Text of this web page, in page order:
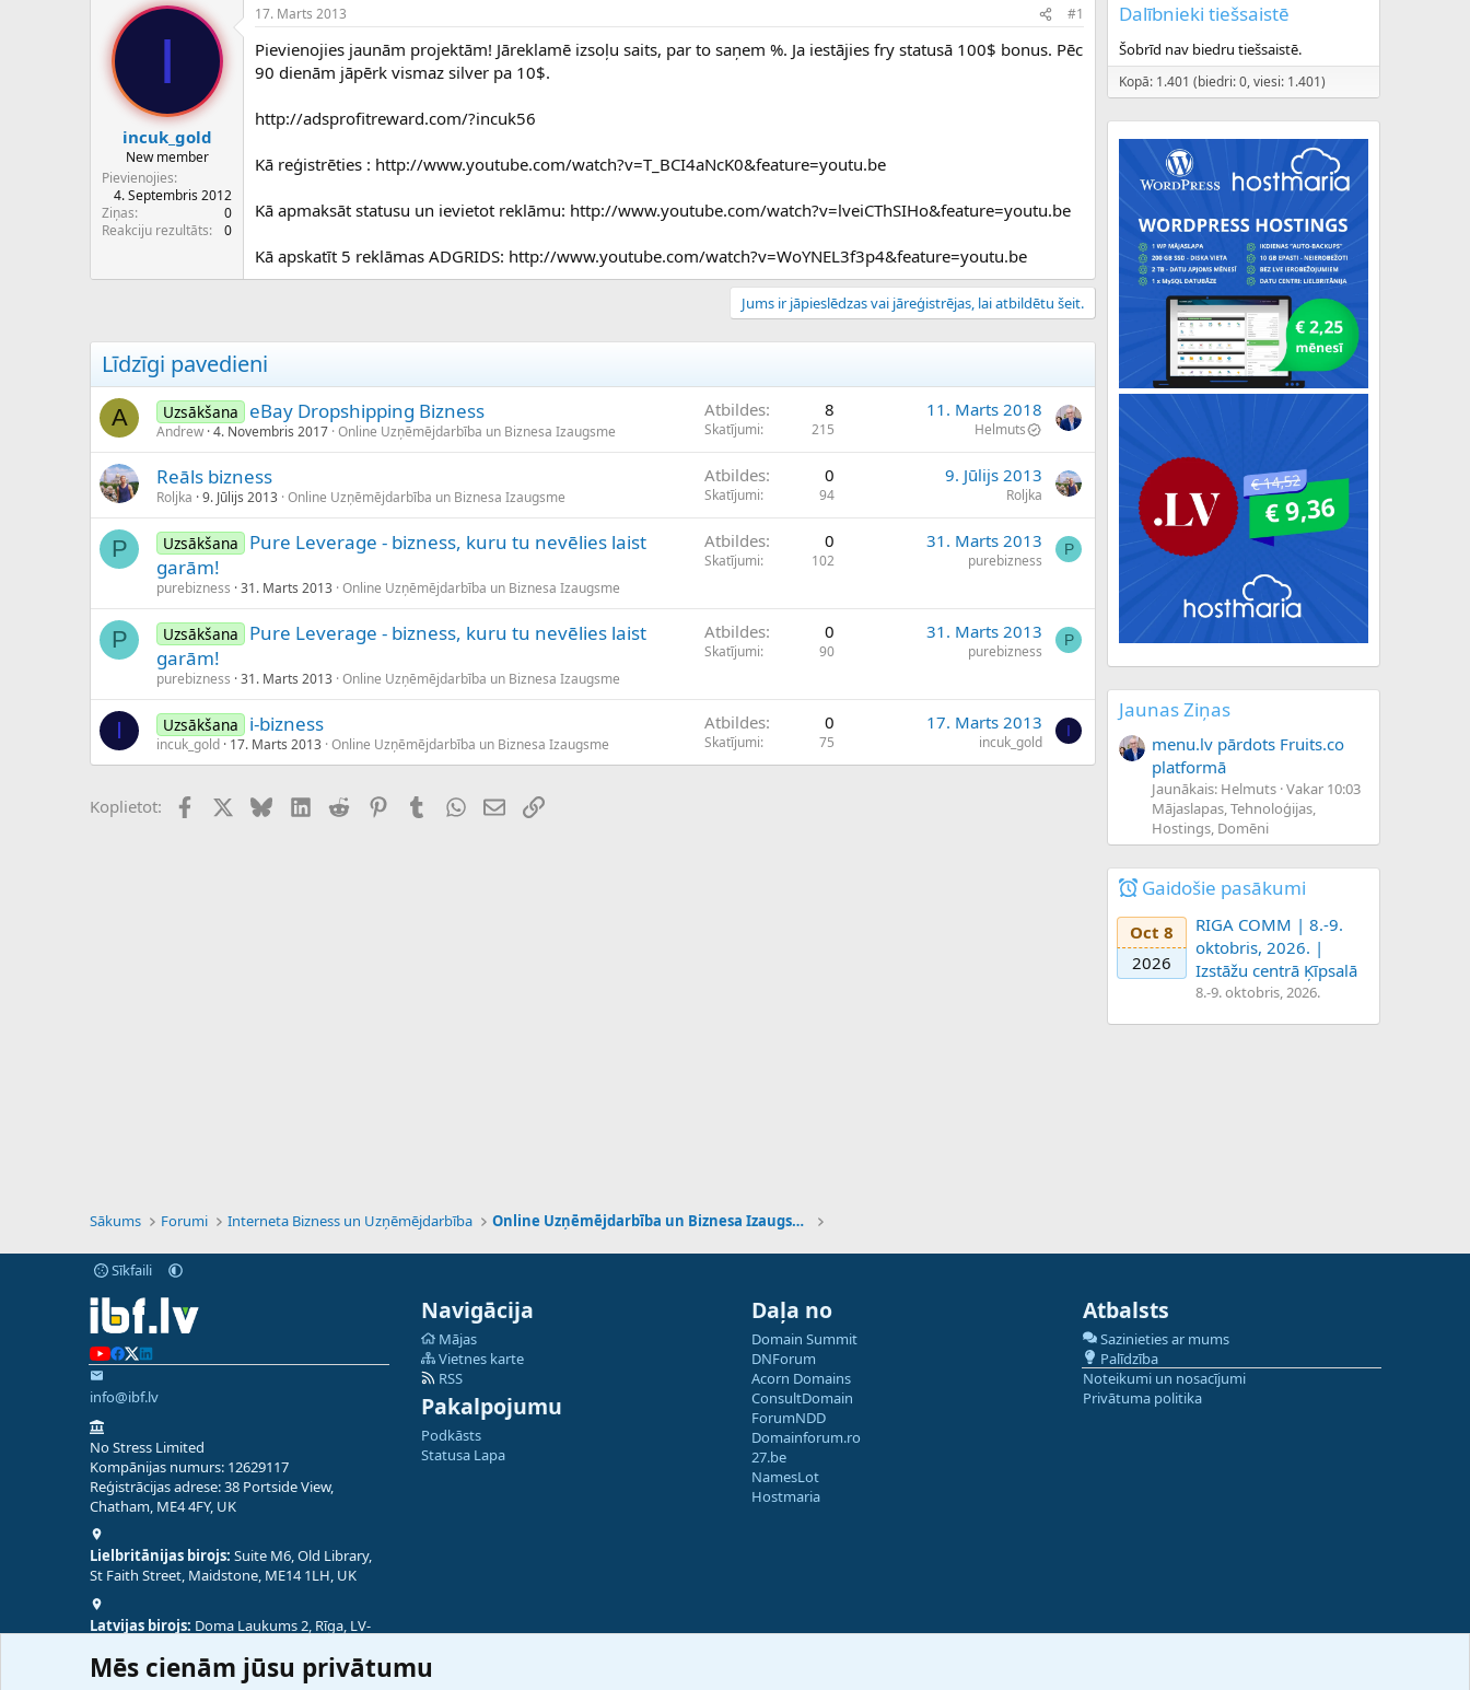
e
d
e
z
s
ā
c
s
k
u
m
d
a
t
u
m
s
I
incuk_gold
New member
Pievienojies
4. Septembris 2012
Ziņas
0
Reakciju rezultāts
0
17. Marts 2013 #1
Pievienojies jaunām projektām! Jāreklamē izsoļu saits, par to saņem %. Ja iestājies fry statusā 100$ bonus. Pēc
90 dienām jāpērk vismaz silver pa 10$.
http://adsprofitreward.com/?incuk56
Kā reģistrēties : http://www.youtube.com/watch?v=T_BCI4aNcK0&feature=youtu.be
Kā apmaksāt statusu un ievietot reklāmu: http://www.youtube.com/watch?v=lveiCThSIHo&feature=youtu.be
Kā apskatīt 5 reklāmas ADGRIDS: http://www.youtube.com/watch?v=WoYNEL3f3p4&feature=youtu.be
Jums ir jāpieslēdzas vai jāreģistrējas, lai atbildētu šeit.
Līdzīgi pavedieni
A Uzsākšana eBay Dropshipping Bizness
Andrew 4. Novembris 2017 Online Uzņēmējdarbība un Biznesa Izaugsme
Atbildes 8
Skatījumi 215
11. Marts 2018
Helmuts
Reāls bizness
Roljka 9. Jūlijs 2013 Online Uzņēmējdarbība un Biznesa Izaugsme
Atbildes 0
Skatījumi 94
9. Jūlijs 2013
Roljka
P Uzsākšana
Pure Leverage - bizness, kuru tu nevēlies laist
garām!
purebizness 31. Marts 2013 Online Uzņēmējdarbība un Biznesa Izaugsme
Atbildes 0
Skatījumi 102
31. Marts 2013
purebizness
P
P Uzsākšana
Pure Leverage - bizness, kuru tu nevēlies laist
garām!
purebizness 31. Marts 2013 Online Uzņēmējdarbība un Biznesa Izaugsme
Atbildes 0
Skatījumi 90
31. Marts 2013
purebizness
P
I Uzsākšana i-bizness
incuk_gold 17. Marts 2013 Online Uzņēmējdarbība un Biznesa Izaugsme
Atbildes 0
Skatījumi 75
17. Marts 2013
incuk_gold
I
Koplietot: FacebookX (Twitter)
BlueskyLinkedIn
Reddit PinterestTumblrWhatsApp
E-pastsSaiti
Dalībnieki tiešsaistē
Šobrīd nav biedru tiešsaistē.
Kopā: 1.401 (biedri: 0, viesi: 1.401)
Jaunas Ziņas
menu.lv pārdots Fruits.co
platformā
Jaunākais: Helmuts Vakar 10:03
Mājaslapas, Tehnoloģijas,
Hostings, Domēni
Gaidošie pasākumi
Oct 8
2026
RIGA COMM | 8.-9.
oktobris, 2026. |
Izstāžu centrā Ķīpsalā
8.-9. oktobris, 2026.
Sākums Forumi Interneta Bizness un Uzņēmējdarbība Online Uzņēmējdarbība un Biznesa Izaugsme
Sīkfaili
info@ibf.lv
No Stress Limited
Kompānijas numurs: 12629117
Reģistrācijas adrese: 38 Portside View,
Chatham, ME4 4FY, UK
Lielbritānijas birojs: Suite M6, Old Library,
St Faith Street, Maidstone, ME14 1LH, UK
Latvijas birojs: Doma Laukums 2, Rīga, LV-
Navigācija
Mājas
Vietnes karte
RSS
Pakalpojumu
Podkāsts
Statusa Lapa
Daļa no
Domain Summit
DNForum
Acorn Domains
ConsultDomain
ForumNDD
Domainforum.ro
27.be
NamesLot
Hostmaria
Atbalsts
Sazinieties ar mums
Palīdzība
Noteikumi un nosacījumi
Privātuma politika
Mēs cienām jūsu privātumu